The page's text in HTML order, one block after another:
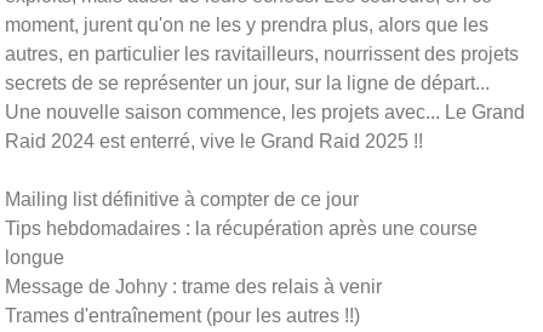
moment, jurent qu'on ne les y prendra plus, alors que les
autres, en particulier les ravitailleurs, nourrissent des projets
secrets de se représenter un jour, sur la ligne de départ...
Une nouvelle saison commence, les projets avec... Le Grand
Raid 2024 est enterré, vive le Grand Raid 2025 !!
Mailing list définitive à compter de ce jour
Tips hebdomadaires : la récupération après une course
longue
Message de Johny : trame des relais à venir
Trames d'entraînement (pour les autres !!)